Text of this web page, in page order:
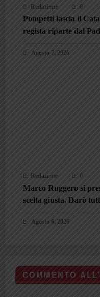
Redazione 0
Pompetti lascia il
regista riparte dal
Agosto 7, 2026
Redazione 0
Marco Ruggero si
scelta giusta. Darò
Agosto 6, 2026
COMMENTO